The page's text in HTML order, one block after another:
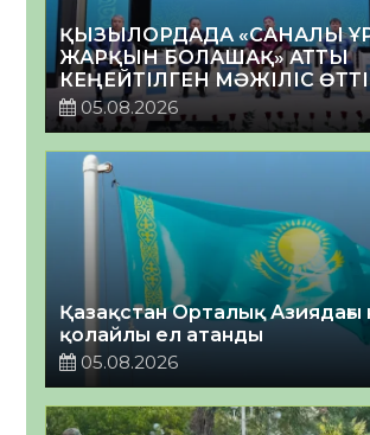
ҚЫЗЫЛОРДАДА «САНАЛЫ
ЖАРҚЫН БОЛАШАҚ» АТТЫ
КЕҢЕЙТІЛГЕН МӘЖІЛІС ӨТТІ
05.08.2026
Қазақстан Орталық Азиядағы
қолайлы ел атанды
05.08.2026